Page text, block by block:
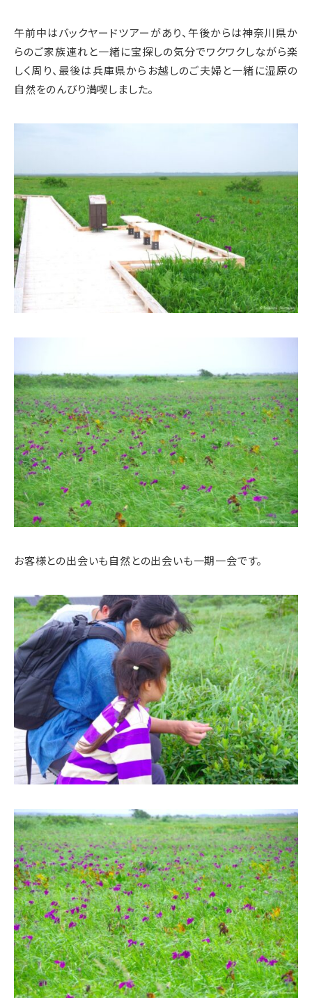
午前中はバックヤードツアーがあり、午後からは神奈川県か
らのご家族連れと一緒に宝探しの気分でワクワクしながら楽
しく周り、最後は兵庫県からお越しのご夫婦と一緒に湿原の
自然をのんびり満喫しました。
お客様との出会いも自然との出会いも一期一会です。